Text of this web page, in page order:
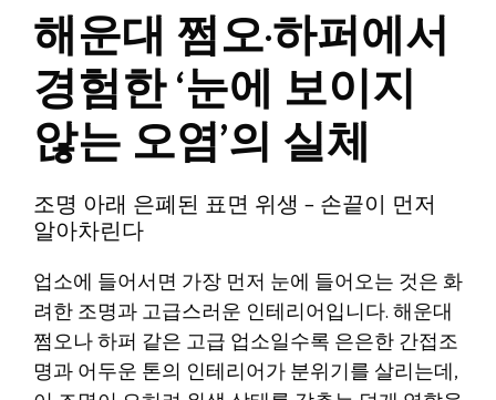
해운대 쩜오·하퍼에서
경험한 ‘눈에 보이지
않는 오염’의 실체
조명 아래 은폐된 표면 위생 – 손끝이 먼저
알아차린다
업소에 들어서면 가장 먼저 눈에 들어오는 것은 화
려한 조명과 고급스러운 인테리어입니다. 해운대
쩜오나 하퍼 같은 고급 업소일수록 은은한 간접조
명과 어두운 톤의 인테리어가 분위기를 살리는데,